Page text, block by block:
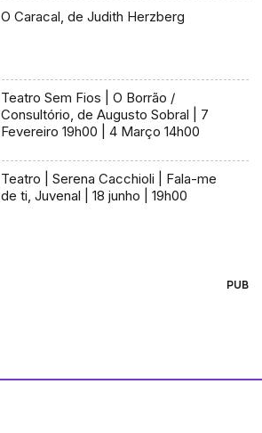
O Caracal, de Judith Herzberg
Teatro Sem Fios | O Borrão /
Consultório, de Augusto Sobral | 7
Fevereiro 19h00 | 4 Março 14h00
Teatro | Serena Cacchioli | Fala-me
de ti, Juvenal | 18 junho | 19h00
PUB